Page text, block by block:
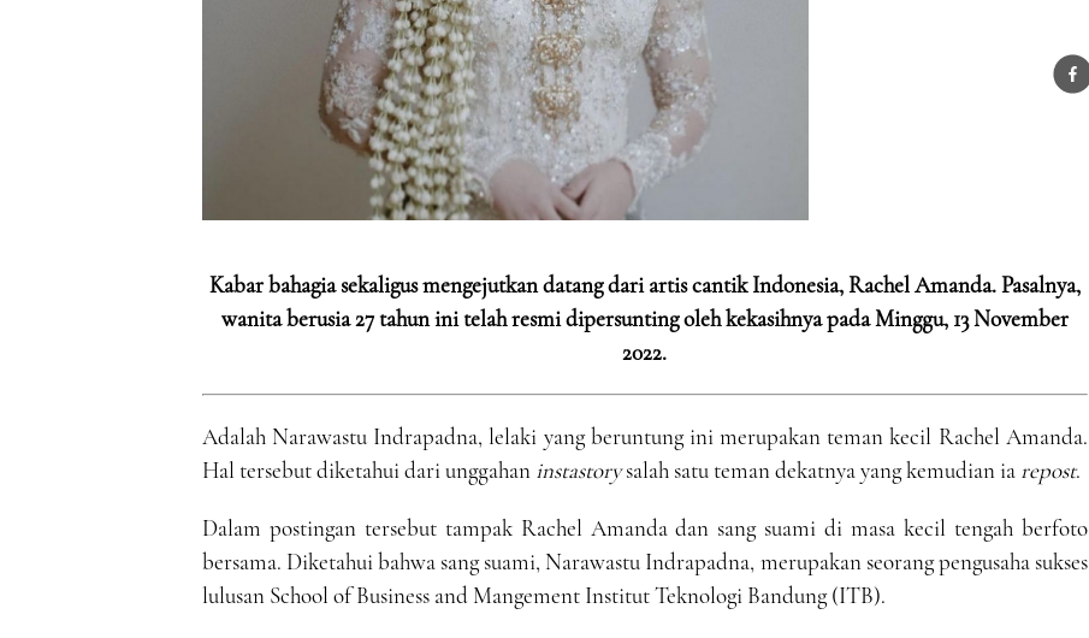
Kabar bahagia sekaligus mengejutkan datang dari artis cantik Indonesia, Rachel Amanda. Pasalnya,
wanita berusia 27 tahun ini telah resmi dipersunting oleh kekasihnya pada Minggu, 13 November
2022.
Adalah Narawastu Indrapadna, lelaki yang beruntung ini merupakan teman kecil Rachel Amanda.
Hal tersebut diketahui dari unggahan instastorysalah satu teman dekatnya yang kemudian ia repost.
Dalam postingan tersebut tampak Rachel Amanda dan sang suami di masa kecil tengah berfoto
bersama. Diketahui bahwa sang suami, Narawastu Indrapadna, merupakan seorang pengusaha sukses
lulusan School of Business and Mangement Institut Teknologi Bandung (ITB).